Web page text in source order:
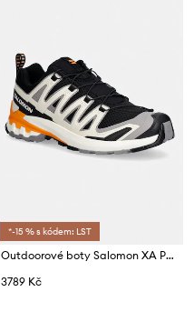
*-15 % s kódem: LST
Outdoorové boty Salomon XA PRO 3D V9
3789 Kč